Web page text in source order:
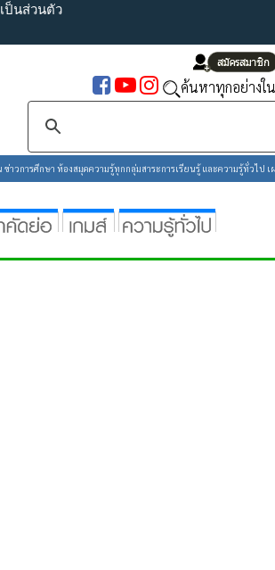
ป็นส่วนตัว
ค้นหาทุกอย่างใ
าวการศึกษา ห้องสมุดความรู้ทุกกลุ่มสาระการเรียนรู้ และความรู้ทั่วไป